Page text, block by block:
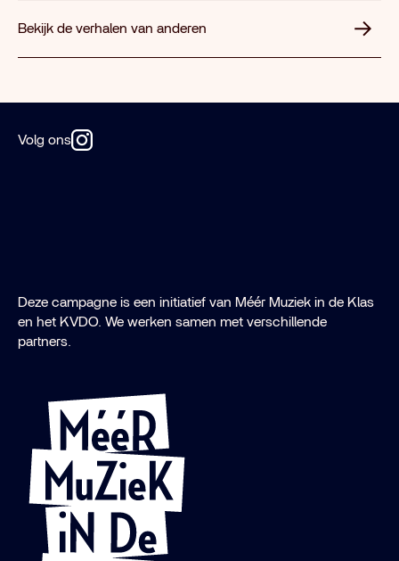
Bekijk de verhalen van anderen
Volg ons
Deze campagne is een initiatief van Méér Muziek in de Klas
en het KVDO. We werken samen met verschillende
partners.